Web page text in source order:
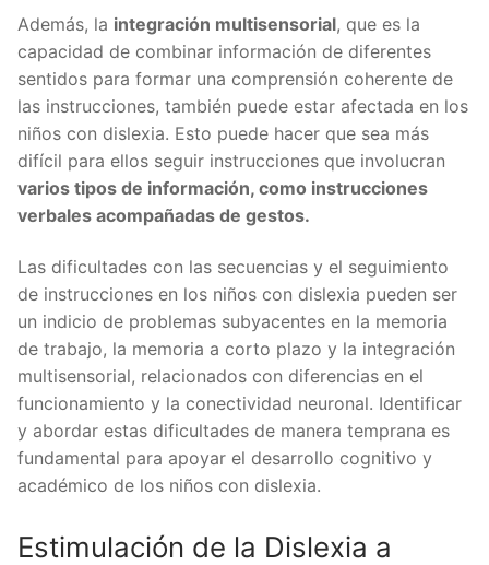
Además, la integración multisensorial, que es la
capacidad de combinar información de diferentes
sentidos para formar una comprensión coherente de
las instrucciones, también puede estar afectada en los
niños con dislexia. Esto puede hacer que sea más
difícil para ellos seguir instrucciones que involucran
varios tipos de información, como instrucciones
verbales acompañadas de gestos.
Las dificultades con las secuencias y el seguimiento
de instrucciones en los niños con dislexia pueden ser
un indicio de problemas subyacentes en la memoria
de trabajo, la memoria a corto plazo y la integración
multisensorial, relacionados con diferencias en el
funcionamiento y la conectividad neuronal. Identificar
y abordar estas dificultades de manera temprana es
fundamental para apoyar el desarrollo cognitivo y
académico de los niños con dislexia.
Estimulación de la Dislexia a